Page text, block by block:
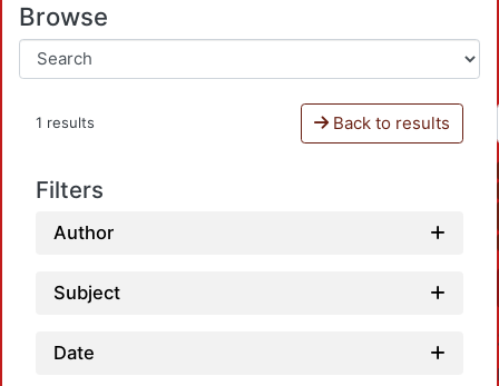
Browse
1 results Back to results
Filters
Author
Subject
Date